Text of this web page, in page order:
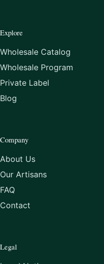
Explore
Wholesale Catalog
Wholesale Program
Private Label
Blog
Company
About Us
Our Artisans
FAQ
Contact
Legal